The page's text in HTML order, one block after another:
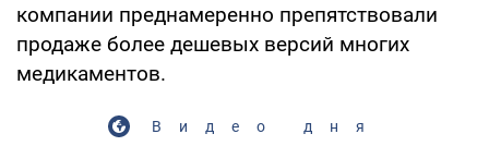
компании преднамеренно препятствовали
продаже более дешевых версий многих
медикаментов.
Видео дня